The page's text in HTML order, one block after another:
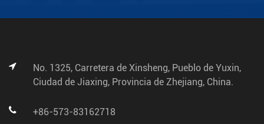
No. 1325, Carretera de Xinsheng, Pueblo de Yuxin,
Ciudad de Jiaxing, Provincia de Zhejiang, China.
+86-573-83162718